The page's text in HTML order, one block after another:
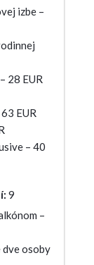
izbe –
28 EUR
EUR
– 40
9
–
dve osoby